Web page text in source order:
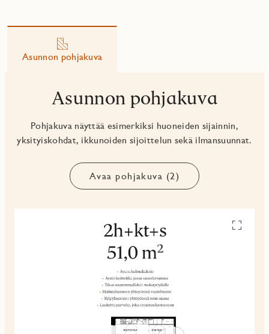
Asunnon pohjakuva
Asunnon pohjakuva
Pohjakuva näyttää esimerkiksi huoneiden sijainnin,
yksityiskohdat, ikkunoiden sijoittelun sekä ilmansuunnat.
Avaa pohjakuva (2)
Avaa